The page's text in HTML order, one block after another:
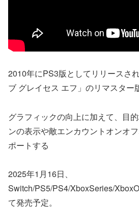
2010年にPS3版としてリリースさ
ブ グレイセス エフ」のリマスター
グラフィックの向上に加えて、目
ンの表示や敵エンカウントオンオ
ポートする
2025年1月16日、
Switch/PS5/PS4/XboxSeries/
て発売予定。